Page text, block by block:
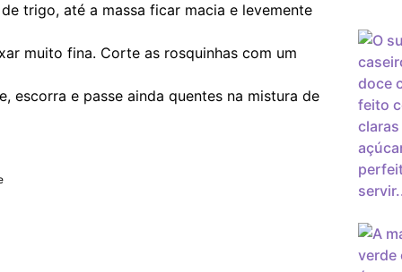
trigo, até a massa ficar macia e levemente
muito fina. Corte as rosquinhas com um
escorra e passe ainda quentes na mistura de